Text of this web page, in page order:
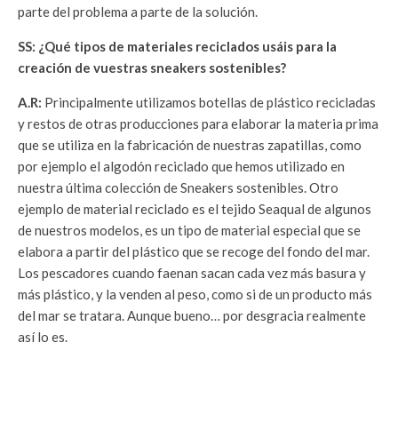
parte del problema a parte de la solución.
SS: ¿Qué tipos de materiales reciclados usáis para la
creación de vuestras sneakers sostenibles?
A.R: Principalmente utilizamos botellas de plástico recicladas
y restos de otras producciones para elaborar la materia prima
que se utiliza en la fabricación de nuestras zapatillas, como
por ejemplo el algodón reciclado que hemos utilizado en
nuestra última colección de Sneakers sostenibles. Otro
ejemplo de material reciclado es el tejido Seaqual de algunos
de nuestros modelos, es un tipo de material especial que se
elabora a partir del plástico que se recoge del fondo del mar.
Los pescadores cuando faenan sacan cada vez más basura y
más plástico, y la venden al peso, como si de un producto más
del mar se tratara. Aunque bueno… por desgracia realmente
así lo es.